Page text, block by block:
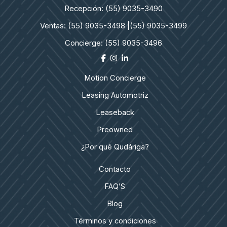
Recepción: (55) 9035-3490
Ventas: (55) 9035-3498 |(55) 9035-3499
Concierge: (55) 9035-3496
Motion Concierge
Leasing Automotriz
Leaseback
Preowned
¿Por qué Qudáriga?
Contacto
FAQ’S
Blog
Términos y condiciones